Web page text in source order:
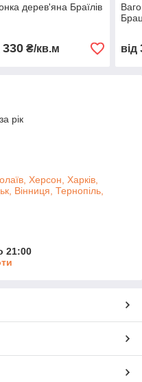
дерев'яна Браїлів
330₴/кв.м від
рік
Херсон, Харків,
Вінниця, Тернопіль,
21:00